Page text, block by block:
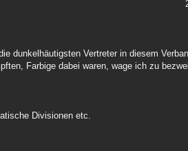
dunkelhäutigsten Vertreter in diesem
Farbige dabei waren, wage ich zu
Divisionen etc.